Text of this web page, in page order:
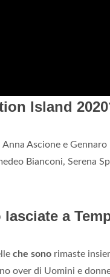
Island
Ascione e
Bianconi, Serena
a
che sono rimaste
over di Uomini e